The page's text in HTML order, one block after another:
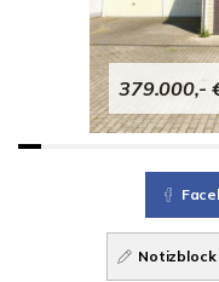
379.000,-
Notizblock